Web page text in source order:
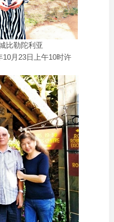
比勒陀利亚
月23日上午10时许